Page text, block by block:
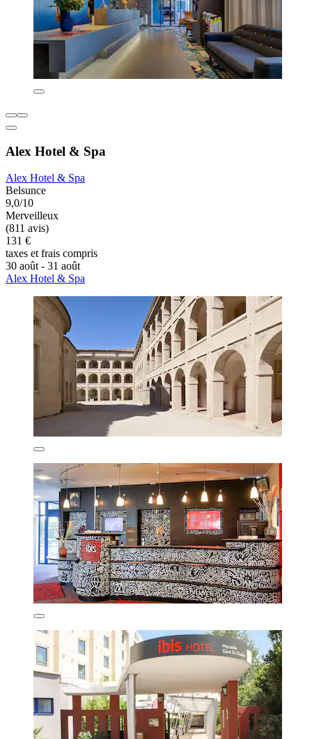
Alex Hotel & Spa
Alex Hotel & Spa
Belsunce
9,0/10
Merveilleux
(811 avis)
131 €
taxes et frais compris
30 août - 31 août
Alex Hotel & Spa